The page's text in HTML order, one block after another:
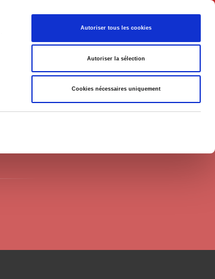
Autoriser tous les cookies
Autoriser la sélection
Cookies nécessaires uniquement
Français